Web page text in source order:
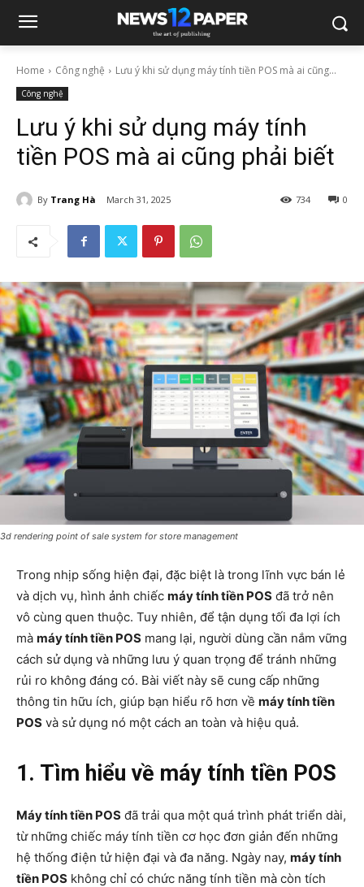
Home Công nghệ Lưu ý khi sử dụng máy tính tiền POS mà ai cũng...
Công nghệ
Lưu ý khi sử dụng máy tính
tiền POS mà ai cũng phải biết
By Trang Hà March 31, 2025 0
734
3d rendering point of sale system for store management
Trong nhịp sống hiện đại, đặc biệt là trong lĩnh vực bán lẻ
và dịch vụ, hình ảnh chiếc máy tính tiền POS đã trở nên
vô cùng quen thuộc. Tuy nhiên, để tận dụng tối đa lợi ích
mà máy tính tiền POS mang lại, người dùng cần nắm vững
cách sử dụng và những lưu ý quan trọng để tránh những
rủi ro không đáng có. Bài viết này sẽ cung cấp những
thông tin hữu ích, giúp bạn hiểu rõ hơn về máy tính tiền
POS và sử dụng nó một cách an toàn và hiệu quả.
1. Tìm hiểu về máy tính tiền POS
Máy tính tiền POS đã trải qua một quá trình phát triển dài,
từ những chiếc máy tính tiền cơ học đơn giản đến những
hệ thống điện tử hiện đại và đa năng. Ngày nay, máy tính
tiền POS không chỉ có chức năng tính tiền mà còn tích